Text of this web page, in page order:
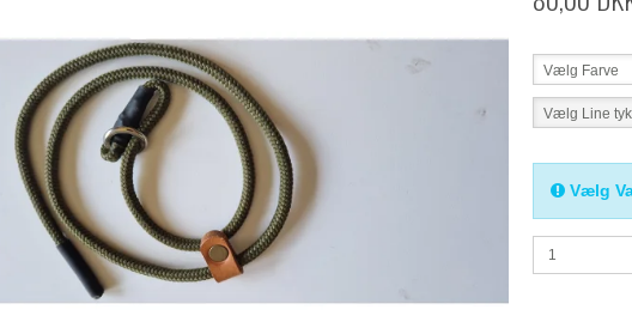
Vælg Farve
Vælg Line
Vælg